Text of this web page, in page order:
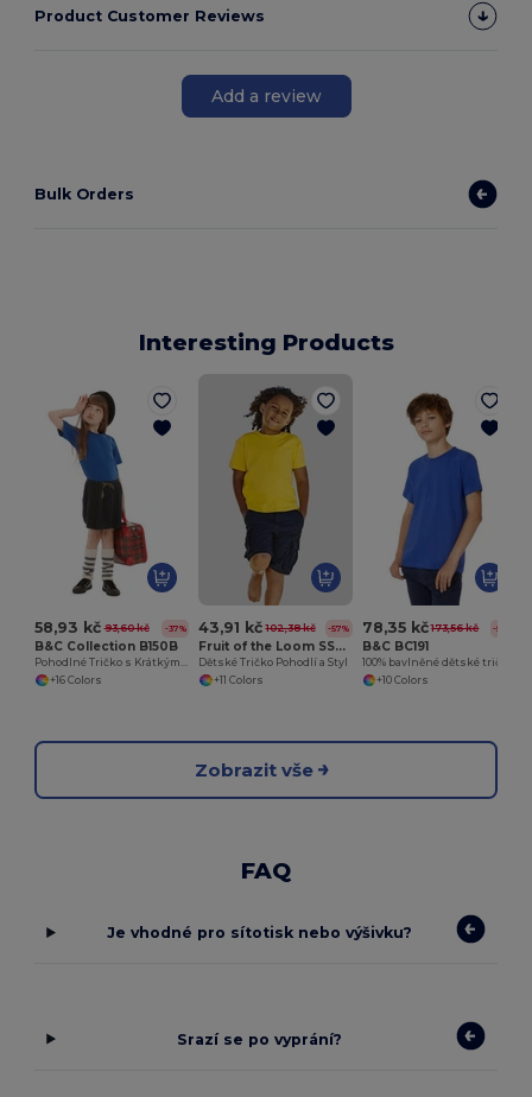
Product Customer Reviews
Add a review
Bulk Orders
Interesting Products
58,93 kč 93,60 kč -37%
B&C Collection B150B
Pohodlné Tričko s Krátkým Rukávem
+16 Colors
43,91 kč 102,38 kč -57%
Fruit of the Loom SS031
Dětské Tričko Pohodlí a Styl
+11 Colors
78,35 kč 173,56 kč -55%
B&C BC191
100% bavlněné dětské tričko
+10 Colors
Zobrazit vše
FAQ
Je vhodné pro sítotisk nebo výšivku?
Srazí se po vyprání?